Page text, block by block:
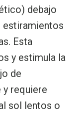
debajo
estiramientos
Esta
y estimula la
de
y requiere
sol lentos o